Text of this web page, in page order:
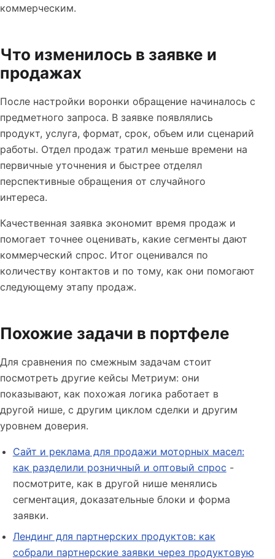
коммерческим.
Что изменилось в заявке и
продажах
После настройки воронки обращение начиналось с
предметного запроса. В заявке появлялись
продукт, услуга, формат, срок, объем или сценарий
работы. Отдел продаж тратил меньше времени на
первичные уточнения и быстрее отделял
перспективные обращения от случайного
интереса.
Качественная заявка экономит время продаж и
помогает точнее оценивать, какие сегменты дают
коммерческий спрос. Итог оценивался по
количеству контактов и по тому, как они помогают
следующему этапу продаж.
Похожие задачи в портфеле
Для сравнения по смежным задачам стоит
посмотреть другие кейсы Метриум: они
показывают, как похожая логика работает в
другой нише, с другим циклом сделки и другим
уровнем доверия.
Сайт и реклама для продажи моторных масел:
как разделили розничный и оптовый спрос -
посмотрите, как в другой нише менялись
сегментация, доказательные блоки и форма
заявки.
Лендинг для партнерских продуктов: как
собрали партнерские заявки через продуктовую